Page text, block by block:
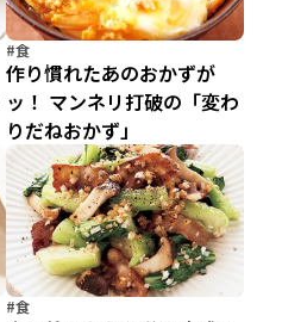
#食
作り慣れたあのおかずが
ッ！ マンネリ打破の「変わ
りだねおかず」
#食